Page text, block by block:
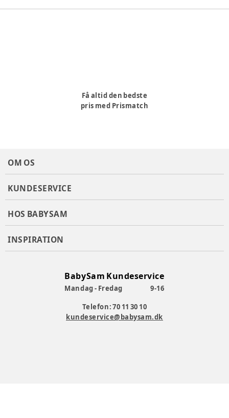
Få altid den bedste
pris med Prismatch
OM OS
KUNDESERVICE
HOS BABYSAM
INSPIRATION
BabySam Kundeservice
Mandag - Fredag
9-16
Telefon: 70 11 30 10
kundeservice@babysam.dk